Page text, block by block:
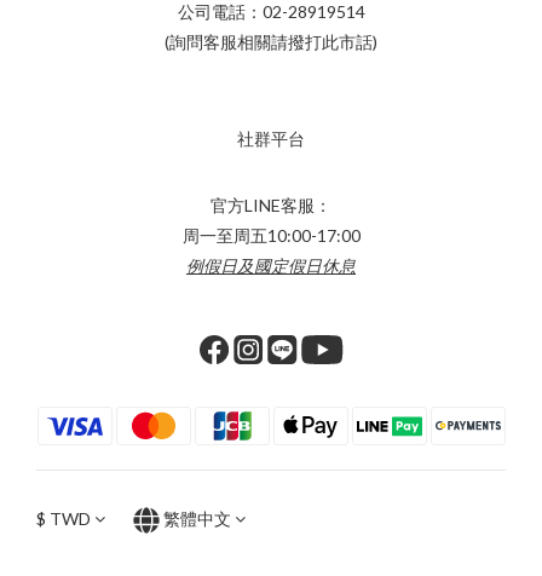
公司電話：02-28919514
(詢問客服相關請撥打此市話)
社群平台
官方LINE客服：
周一至周五10:00-17:00
例假日及國定假日休息
$ TWD 繁體中文